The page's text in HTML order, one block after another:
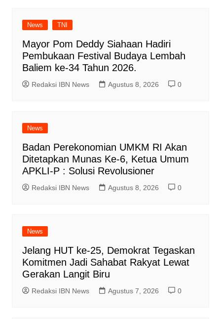
News TNI
Mayor Pom Deddy Siahaan Hadiri
Pembukaan Festival Budaya Lembah
Baliem ke-34 Tahun 2026.
Redaksi IBN News Agustus 8, 2026 0
News
Badan Perekonomian UMKM RI Akan
Ditetapkan Munas Ke-6, Ketua Umum
APKLI-P : Solusi Revolusioner
Redaksi IBN News Agustus 8, 2026 0
News
Jelang HUT ke-25, Demokrat Tegaskan
Komitmen Jadi Sahabat Rakyat Lewat
Gerakan Langit Biru
Redaksi IBN News Agustus 7, 2026 0